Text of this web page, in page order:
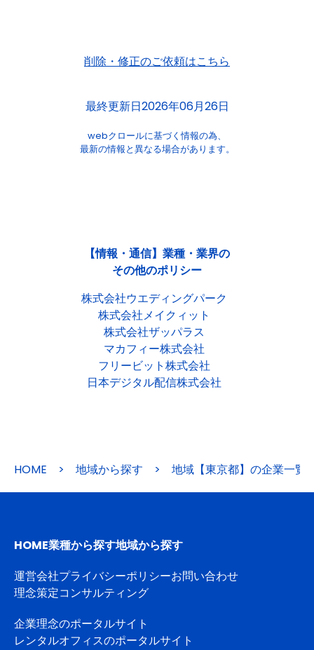
削除・修正のご依頼はこちら
最終更新日2026年06月26日
webクロールに基づく情報の為、
最新の情報と異なる場合があります。
【情報・通信】業種・業界の
その他のポリシー
株式会社ウエディングパーク
株式会社メイクィット
株式会社ザッパラス
マカフィー株式会社
フリービット株式会社
日本デジタル配信株式会社
HOME > 地域から探す > 地域【東京都】の企業一覧
HOME業種から探す地域から探す
運営会社プライバシーポリシーお問い合わせ
理念策定コンサルティング
企業理念のポータルサイト
レンタルオフィスのポータルサイト